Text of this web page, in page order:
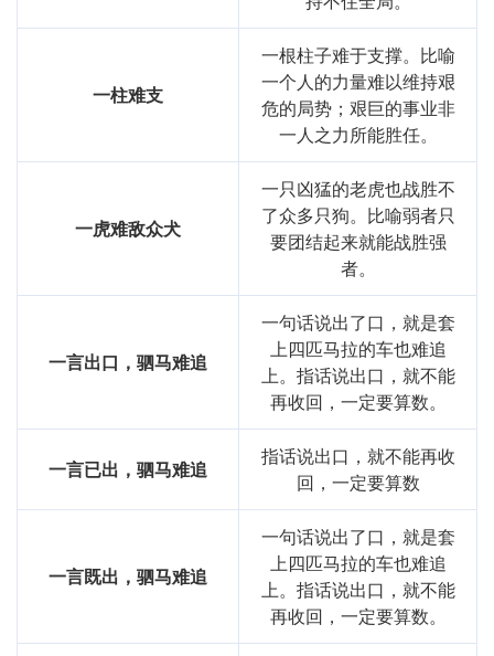
一柱难支
一根柱子难于支撑。比喻
一个人的力量难以维持艰
危的局势；艰巨的事业非
一人之力所能胜任。
一虎难敌众犬
一只凶猛的老虎也战胜不
了众多只狗。比喻弱者只
要团结起来就能战胜强
者。
一言出口，驷马难追
一句话说出了口，就是套
上四匹马拉的车也难追
上。指话说出口，就不能
再收回，一定要算数。
一言已出，驷马难追
指话说出口，就不能再收
回，一定要算数
一言既出，驷马难追
一句话说出了口，就是套
上四匹马拉的车也难追
上。指话说出口，就不能
再收回，一定要算数。